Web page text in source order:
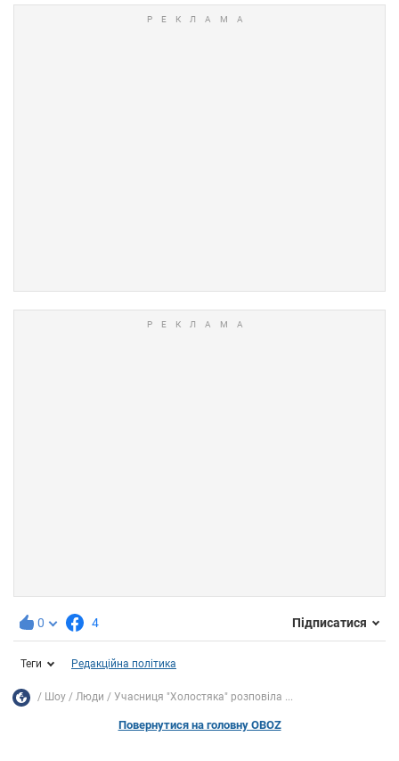
0 4 Підписатися
Теги Редакційна політика
Шоу Люди Учасниця "Холостяка" розповіла ...
Повернутися на головну OBOZ